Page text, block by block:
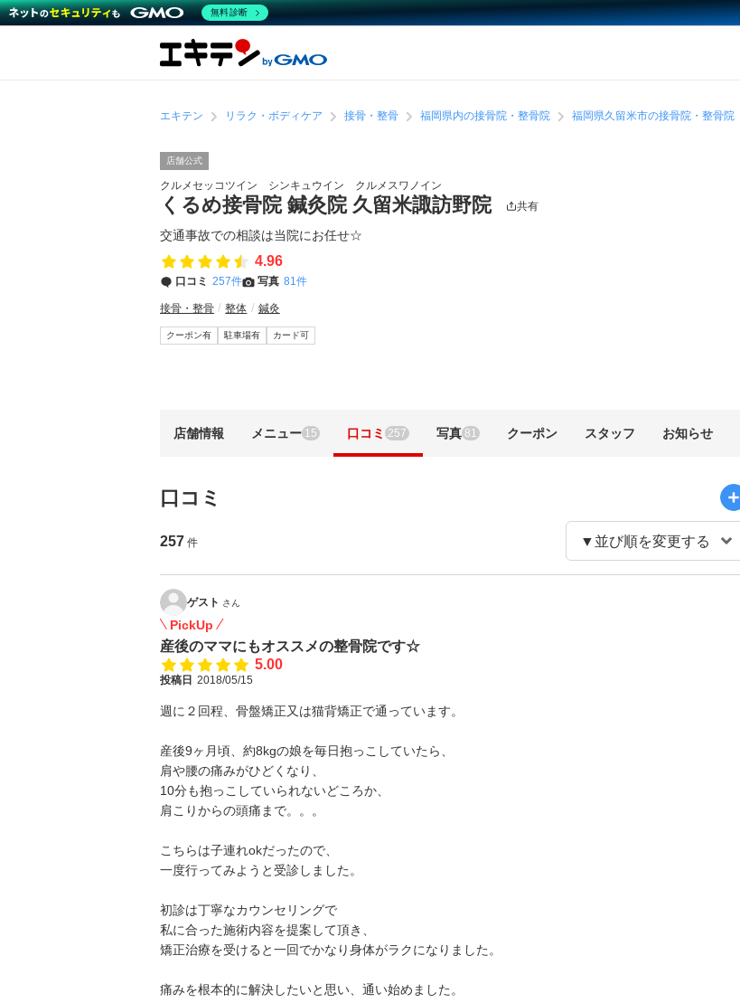
エキテン リラク・ボディケア 接骨・整骨 福岡県内の接骨院・整骨院 福岡県久留米市の接骨院・整骨院
店舗公式
クルメセッコツイン シンキュウイン クルメスワノイン
くるめ接骨院 鍼灸院 久留米諏訪野院 共有
交通事故での相談は当院にお任せ☆
4.96
口コミ 257件 写真 81件
接骨・整骨 整体 鍼灸
クーポン有 駐車場有 カード可
店舗情報 メニュー 15 口コミ 257 写真 81 クーポン スタッフ お知らせ
口コミ
257 件
ゲスト さん
PickUp
産後のママにもオススメの整骨院です☆
5.00
投稿日 2018/05/15
週に２回程、骨盤矯正又は猫背矯正で通っています。
産後9ヶ月頃、約8kgの娘を毎日抱っこしていたら、
肩や腰の痛みがひどくなり、
10分も抱っこしていられないどころか、
肩こりからの頭痛まで。。。
こちらは子連れokだったので、
一度行ってみようと受診しました。
初診は丁寧なカウンセリングで
私に合った施術内容を提案して頂き、
矯正治療を受けると一回でかなり身体がラクになりました。
痛みを根本的に解決したいと思い、通い始めました。
無料診断